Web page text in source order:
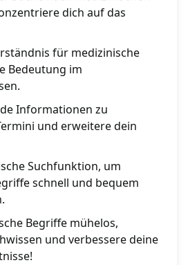
dich auf das
für medizinische
Bedeutung im
Informationen zu
und erweitere dein
Suchfunktion, um
schnell und bequem
Begriffe mühelos,
und verbessere deine